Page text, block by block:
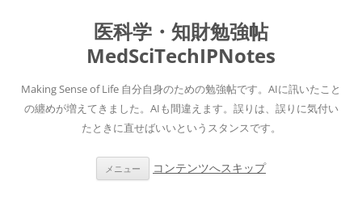
医科学・知財勉強帖
MedSciTechIPNotes
Making Sense of Life 自分自身のための勉強帖です。AIに訊いたこと
の纏めが増えてきました。AIも間違えます。誤りは、誤りに気付い
たときに直せばいいというスタンスです。
メニュー コンテンツへスキップ